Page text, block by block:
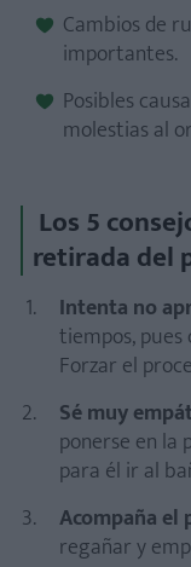
Cambios de
importantes.
Posibles
molestias al
Los 5
retirada del
Intenta no
tiempos,
Forzar el
Sé muy
ponerse en la
para él ir al
Acompaña el
regañar y